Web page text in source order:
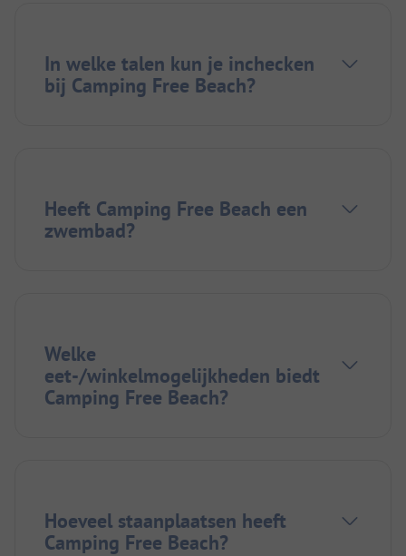
In welke talen kun je inchecken
bij Camping Free Beach?
Heeft Camping Free Beach een
zwembad?
Welke
eet-/winkelmogelijkheden biedt
Camping Free Beach?
Hoeveel staanplaatsen heeft
Camping Free Beach?